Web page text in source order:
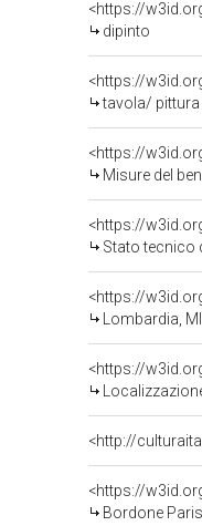
<https://
dipinto
<https://
tavola/
<https://
Misure del
<https://
Stato tecnico
<https://
Lombardia,
<https://
<http://
<https://
Bordone